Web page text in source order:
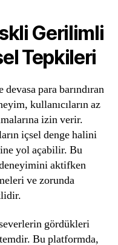
Gerilimli
Tepkileri
para barındıran
kullanıcıların az
izin verir.
içsel denge halini
yol açabilir. Bu
aktifken
ve zorunda
gördükleri
Bu platformda,